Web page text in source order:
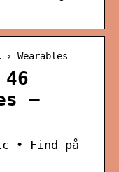
Wearables
46
–
• Find på